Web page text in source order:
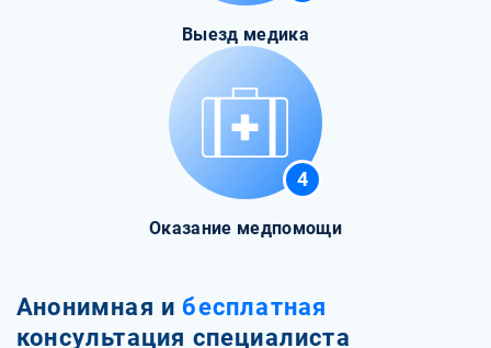
Выезд медика
4
Оказание медпомощи
Анонимная и бесплатная
консультация специалиста